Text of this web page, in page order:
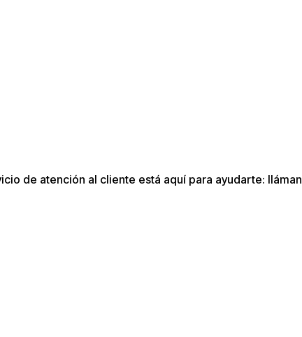
de atención al cliente está aquí para ayudarte: